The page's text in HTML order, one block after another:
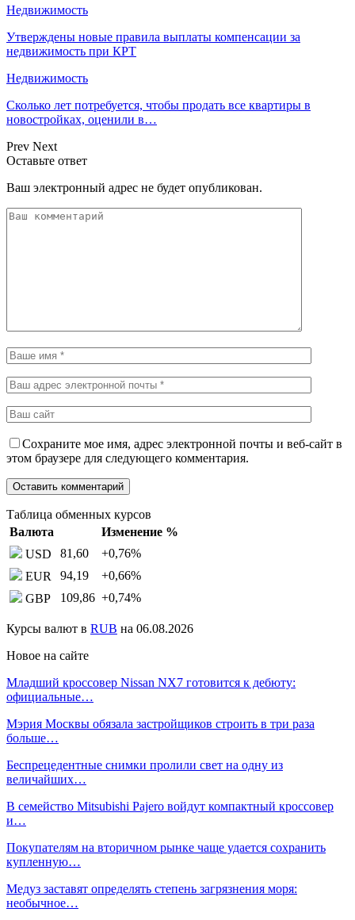
Недвижимость
Утверждены новые правила выплаты компенсации за
недвижимость при КРТ
Недвижимость
Сколько лет потребуется, чтобы продать все квартиры в
новостройках, оценили в…
Prev Next
Оставьте ответ
Ваш электронный адрес не будет опубликован.
Сохраните мое имя, адрес электронной почты и веб-сайт в
этом браузере для следующего комментария.
Таблица обменных курсов
Валюта
Изменение %
USD
81,60 +0,76%
EUR
94,19 +0,66%
GBP
109,86 +0,74%
Курсы валют в RUB на 06.08.2026
Новое на сайте
Младший кроссовер Nissan NX7 готовится к дебюту:
официальные…
Мэрия Москвы обязала застройщиков строить в три раза
больше…
Беспрецедентные снимки пролили свет на одну из
величайших…
В семейство Mitsubishi Pajero войдут компактный кроссовер
и…
Покупателям на вторичном рынке чаще удается сохранить
купленную…
Медуз заставят определять степень загрязнения моря:
необычное…